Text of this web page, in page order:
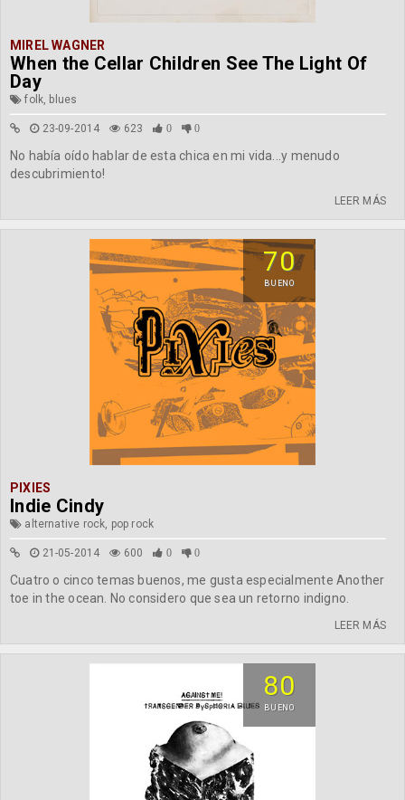
MIREL WAGNER
When the Cellar Children See The Light Of
Day
folk, blues
23-09-2014 623 0 0
No había oído hablar de esta chica en mi vida...y menudo
descubrimiento!
LEER MÁS
70
BUENO
PIXIES
Indie Cindy
alternative rock, pop rock
21-05-2014 600 0 0
Cuatro o cinco temas buenos, me gusta especialmente Another
toe in the ocean. No considero que sea un retorno indigno.
LEER MÁS
80
BUENO